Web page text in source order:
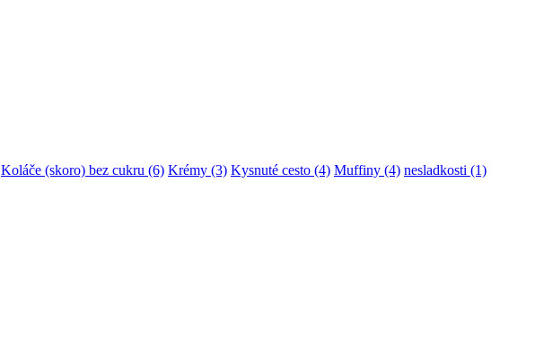
Koláče (skoro) bez cukru (6) Krémy (3) Kysnuté cesto (4) Muffiny (4) nesladkosti (1)